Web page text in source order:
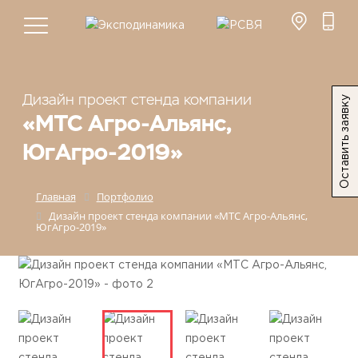
Главная
Портфолио
Дизайн проект стенда компании «МТС Агро-Альянс,
ЮгАгро-2019»
Дизайн проект стенда компании
«МТС Агро-Альянс,
ЮгАгро-2019»
Оставить заявку